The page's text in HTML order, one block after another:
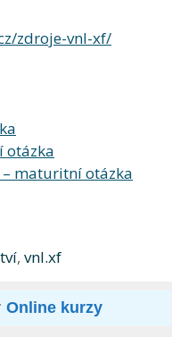
zdroje-vnl-xf/
otázka
maturitní otázka
,vnl.xf
Online kurzy